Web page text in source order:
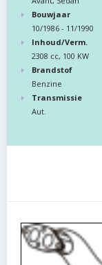
Bouwjaar
10/1986 - 11/1990
Inhoud/Verm.
2308 cc, 100 KW
Brandstof
Benzine
Transmissie
Aut.